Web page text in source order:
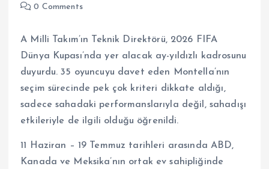
0 Comments
A Milli Takım’ın Teknik Direktörü, 2026 FIFA
Dünya Kupası’nda yer alacak ay-yıldızlı kadrosunu
duyurdu. 35 oyuncuyu davet eden Montella’nın
seçim sürecinde pek çok kriteri dikkate aldığı,
sadece sahadaki performanslarıyla değil, sahadışı
etkileriyle de ilgili olduğu öğrenildi.
11 Haziran – 19 Temmuz tarihleri arasında ABD,
Kanada ve Meksika’nın ortak ev sahipliğinde